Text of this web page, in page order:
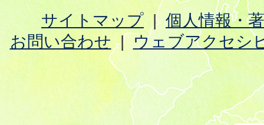
サイトマップ
個人情報・
お問い合わせ
ウェブアクセシ